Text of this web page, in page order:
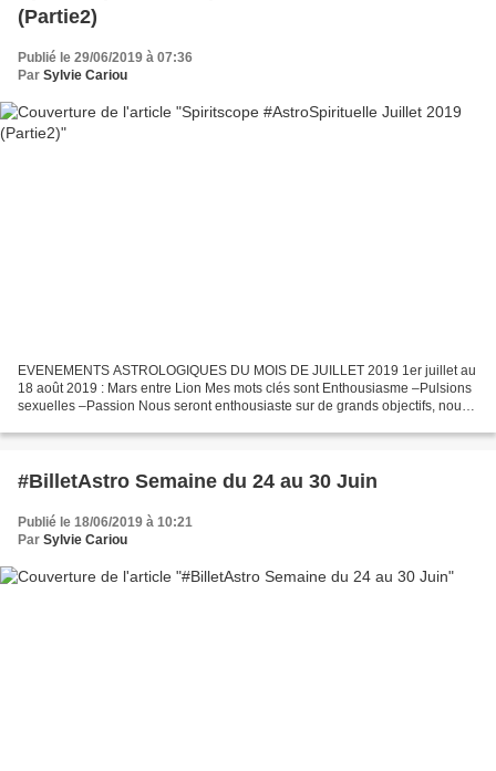
(Partie2)
Publié le 29/06/2019 à 07:36
Par Sylvie Cariou
EVENEMENTS ASTROLOGIQUES DU MOIS DE JUILLET 2019 1er juillet au
18 août 2019 : Mars entre Lion Mes mots clés sont Enthousiasme –Pulsions
sexuelles –Passion Nous seront enthousiaste sur de grands objectifs, nous
#BilletAstro Semaine du 24 au 30 Juin
Publié le 18/06/2019 à 10:21
Par Sylvie Cariou